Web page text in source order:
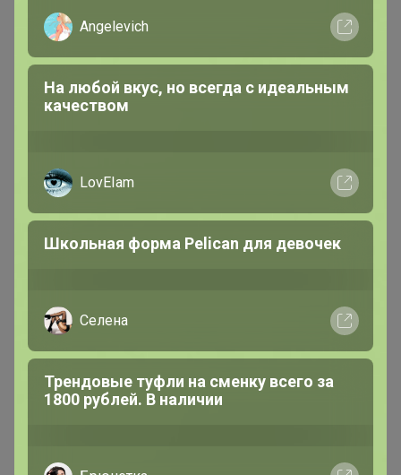
МОЮЩАЯ ХИМИЯ PRO-BRITЕ, цены
Angelevich
На любой вкус, но всегда с идеальным
качеством
LovEIam
Школьная форма Pelican для девочек
Селена
Трендовые туфли на сменку всего за
1800 рублей. В наличии